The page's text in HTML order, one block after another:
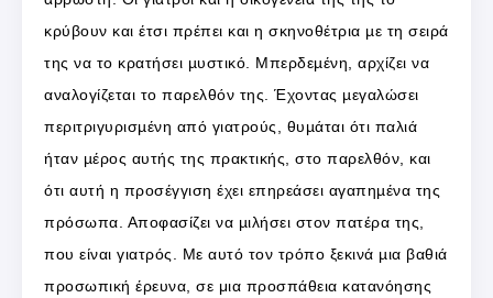
κρύβουν και έτσι πρέπει και η σκηνοθέτρια µε τη σειρά
της να το κρατήσει µυστικό. Μπερδεµένη, αρχίζει να
αναλογίζεται το παρελθόν της. Έχοντας µεγαλώσει
περιτριγυρισµένη από γιατρούς, θυµάται ότι παλιά
ήταν µέρος αυτής της πρακτικής, στο παρελθόν, και
ότι αυτή η προσέγγιση έχει επηρεάσει αγαπηµένα της
πρόσωπα. Αποφασίζει να µιλήσει στον πατέρα της,
που είναι γιατρός. Με αυτό τον τρόπο ξεκινά µια βαθιά
προσωπική έρευνα, σε μια προσπάθεια κατανόησης